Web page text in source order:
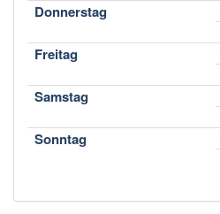
Donnerstag
Freitag
Samstag
Sonntag